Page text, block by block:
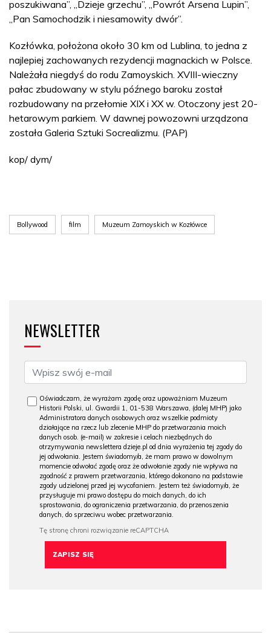
poszukiwana”, „Dzieje grzechu”, „Powrót Arsena Lupin”,
„Pan Samochodzik i niesamowity dwór”.
Kozłówka, położona około 30 km od Lublina, to jedna z
najlepiej zachowanych rezydencji magnackich w Polsce.
Należała niegdyś do rodu Zamoyskich. XVIII-wieczny
pałac zbudowany w stylu późnego baroku został
rozbudowany na przełomie XIX i XX w. Otoczony jest 20-
hetarowym parkiem. W dawnej powozowni urządzona
została Galeria Sztuki Socrealizmu. (PAP)
kop/ dym/
Bollywood film Muzeum Zamoyskich w Kozłówce
NEWSLETTER
Oświadczam, że wyrażam zgodę oraz upoważniam Muzeum
Historii Polski, ul. Gwardii 1, 01-538 Warszawa, (dalej MHP) jako
Administratora danych osobowych oraz wszelkie podmioty
działające na rzecz lub zlecenie MHP do przetwarzania moich
danych osob. (e-mail) w zakresie i celach niezbędnych do
otrzymywania newslettera dzieje.pl od dnia wyrażenia tej zgody do
jej odwołania. Jestem świadomy/a, że mam prawo w dowolnym
momencie odwołać zgodę oraz że odwołanie zgody nie wpływa na
zgodność z prawem przetwarzania, którego dokonano na podstawie
zgody udzielonej przed jej wycofaniem. Jestem też świadomy/a, że
przysługuje mi prawo dostępu do moich danych, do ich
sprostowania, do ograniczenia przetwarzania, do przenoszenia
danych, do sprzeciwu wobec przetwarzania.